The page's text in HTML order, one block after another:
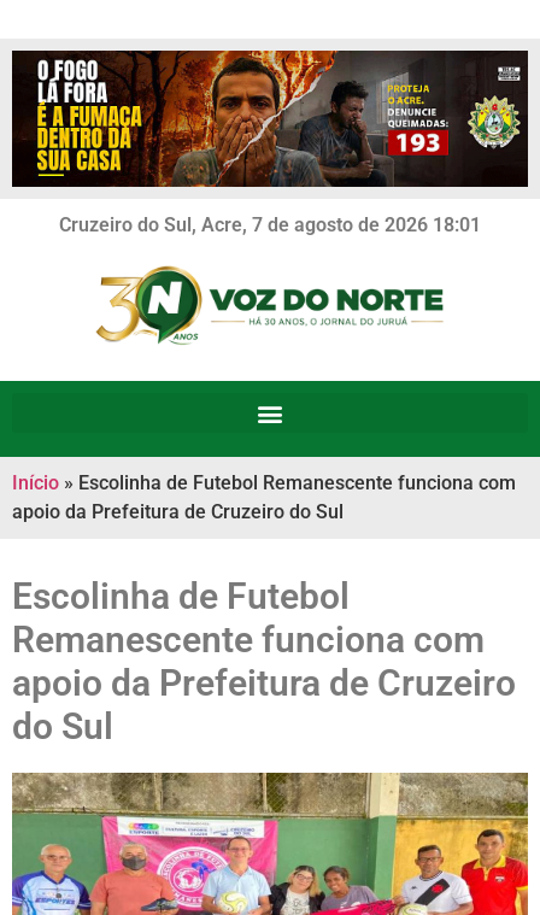
Cruzeiro do Sul, Acre, 7 de agosto de 2026 18:01
Início » Escolinha de Futebol Remanescente funciona com
apoio da Prefeitura de Cruzeiro do Sul
Escolinha de Futebol
Remanescente funciona com
apoio da Prefeitura de Cruzeiro
do Sul